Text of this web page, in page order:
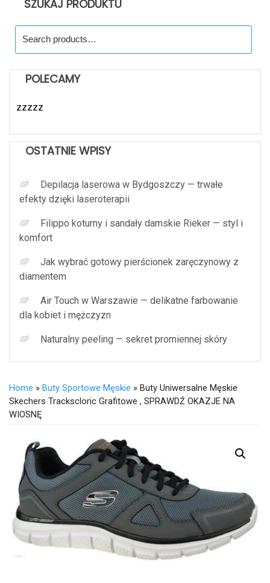
SZUKAJ PRODUKTU
for:
POLECAMY
zzzzz
OSTATNIE WPISY
Depilacja laserowa w Bydgoszczy — trwałe
efekty dzięki laseroterapii
Filippo koturny i sandały damskie Rieker — styl i
komfort
Jak wybrać gotowy pierścionek zaręczynowy z
diamentem
Air Touch w Warszawie — delikatne farbowanie
dla kobiet i mężczyzn
Naturalny peeling — sekret promiennej skóry
Home » Buty Sportowe Męskie » Buty Uniwersalne Męskie
Skechers Trackscloric Grafitowe , SPRAWDŹ OKAZJE NA
WIOSNĘ